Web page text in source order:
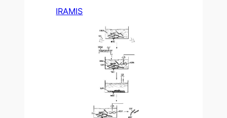
IRAMIS